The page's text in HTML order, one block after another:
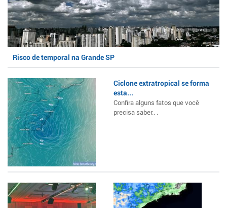
Risco de temporal na Grande SP
Ciclone extratropical se forma
esta...
Confira alguns fatos que você
precisa saber.. .